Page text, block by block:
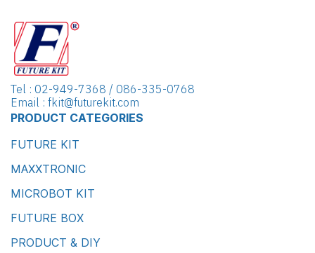
Tel : 02-949-7368 / 086-335-0768
Email : fkit@futurekit.com
PRODUCT CATEGORIES
FUTURE KIT
MAXXTRONIC
MICROBOT KIT
FUTURE BOX
PRODUCT & DIY